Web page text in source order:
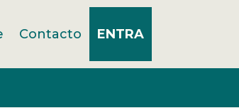
Contacto ENTRA